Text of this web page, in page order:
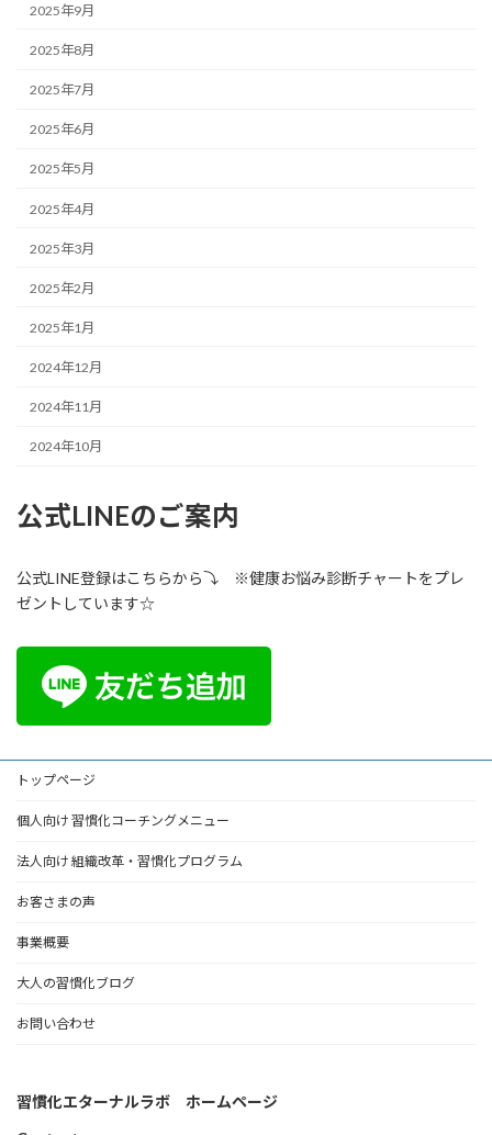
2025年9月
2025年8月
2025年7月
2025年6月
2025年5月
2025年4月
2025年3月
2025年2月
2025年1月
2024年12月
2024年11月
2024年10月
公式LINEのご案内
公式LINE登録はこちらから⤵ ※健康お悩み診断チャートをプレ
ゼントしています☆
トップページ
個人向け 習慣化コーチングメニュー
法人向け 組織改革・習慣化プログラム
お客さまの声
事業概要
大人の習慣化ブログ
お問い合わせ
習慣化エターナルラボ ホームページ